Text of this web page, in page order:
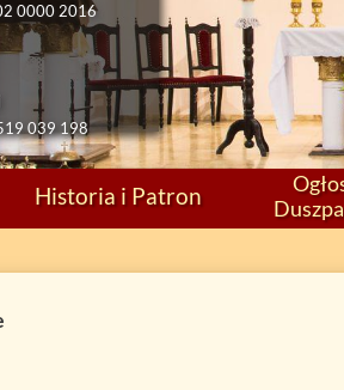
0000 2016
039 198
Historia i Patron